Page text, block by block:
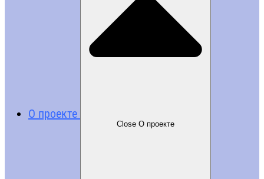
О проекте
Close О проекте